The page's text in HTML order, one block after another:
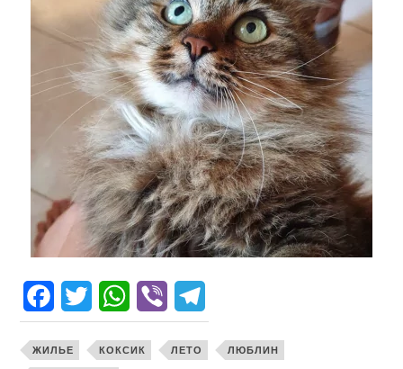
FacebookTwitter WhatsApp
Viber
ЖИЛЬЕ КОКСИК ЛЕТО ЛЮБЛИН